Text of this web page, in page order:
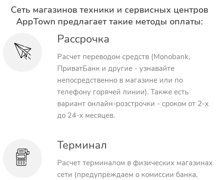
Сеть магазинов техники и сервисных центров
AppTown предлагает такие методы оплаты:
Рассрочка
Расчет переводом средств (Monobank,
ПриватБанк и другие - узнавайте
непосредственно в магазине или по
телефону горячей линии). Также есть
вариант онлайн-розстрочки - сроком от 2-х
до 24-х месяцев.
Терминал
Расчет терминалом в физических магазинах
сети (предупреждаем о комиссии банка,